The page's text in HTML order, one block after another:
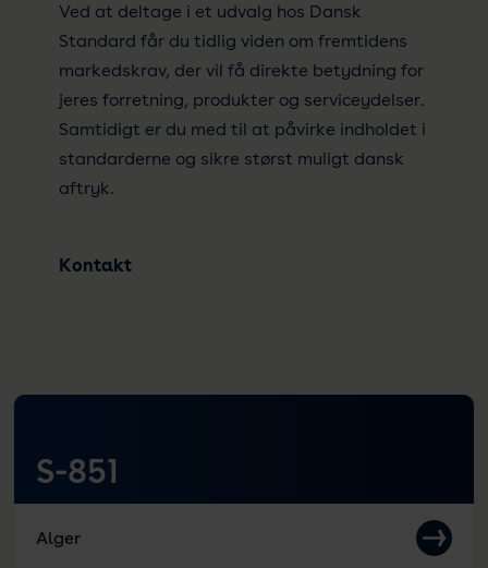
Ved at deltage i et udvalg hos Dansk
Standard får du tidlig viden om fremtidens
markedskrav, der vil få direkte betydning for
jeres forretning, produkter og serviceydelser.
Samtidigt er du med til at påvirke indholdet i
standarderne og sikre størst muligt dansk
aftryk.
Kontakt
S-851
Alger